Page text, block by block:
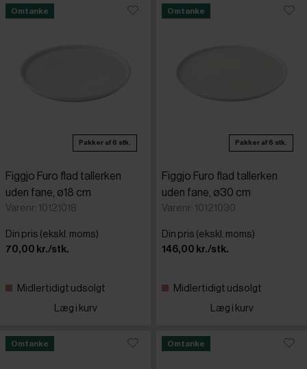
Bergqvist
Lilien
Omtanke
Pakker af 6 stk.
Figgjo Furo flad tallerken
uden fane, ø18 cm
Varenr: 10121018
Din pris (ekskl. moms)
70,00 kr./stk.
Midlertidigt udsolgt
Læg i kurv
Omtanke
Pakker af 6 stk.
Figgjo Furo flad tallerken
uden fane, ø30 cm
Varenr: 10121030
Din pris (ekskl. moms)
146,00 kr./stk.
Midlertidigt udsolgt
Læg i kurv
Omtanke Omtanke